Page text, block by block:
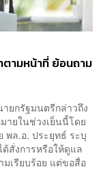
ามหน้าที่ ย้อนถาม
ยกรัฐมนตรีกล่าวถึง
ยในช่วงเย็นนี้โดย
พล.อ. ประยุทธ์ ระบุ
สั่งการหรือให้ดูแล
มเรียบร้อย แต่ขอสื่อ